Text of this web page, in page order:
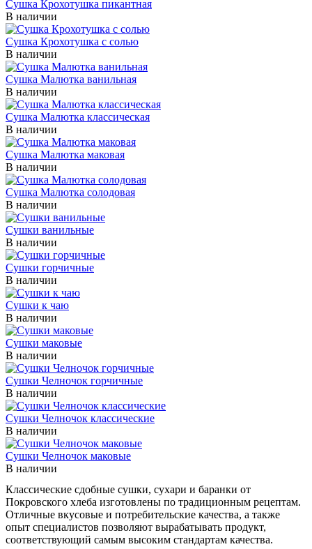
Сушка Крохотушка пикантная
В наличии
Сушка Крохотушка с солью
В наличии
Сушка Малютка ванильная
В наличии
Сушка Малютка классическая
В наличии
Сушка Малютка маковая
В наличии
Сушка Малютка солодовая
В наличии
Сушки ванильные
В наличии
Сушки горчичные
В наличии
Сушки к чаю
В наличии
Сушки маковые
В наличии
Сушки Челночок горчичные
В наличии
Сушки Челночок классические
В наличии
Сушки Челночок маковые
В наличии
Классические сдобные сушки, сухари и баранки от
Покровского хлеба изготовлены по традиционным рецептам.
Отличные вкусовые и потребительские качества, а также
опыт специалистов позволяют вырабатывать продукт,
соответствующий самым высоким стандартам качества.